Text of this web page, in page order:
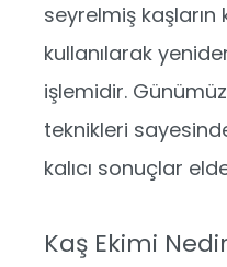
seyrelmiş
kullanılarak
işlemidir.
teknikleri
kalıcı sonuçlar
Kaş Ekimi